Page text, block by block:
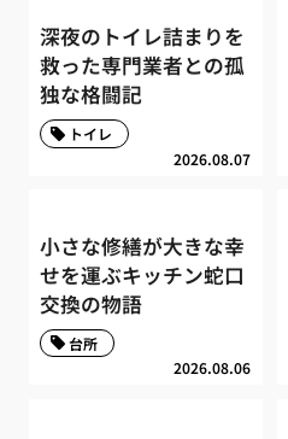
深夜のトイレ詰まりを
救った専門業者との孤
独な格闘記
2026.08.07
トイレ
小さな修繕が大きな幸
せを運ぶキッチン蛇口
交換の物語
2026.08.06
台所